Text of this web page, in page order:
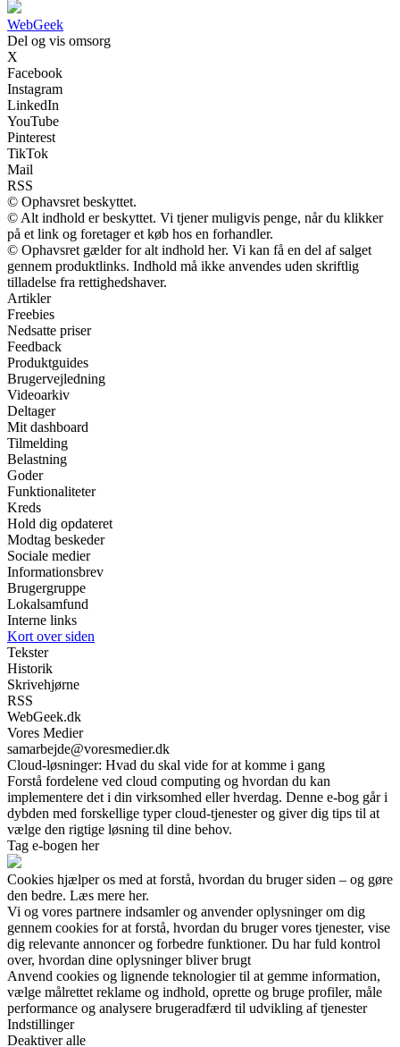
WebGeek
Del og vis omsorg
X
Facebook
Instagram
LinkedIn
YouTube
Pinterest
TikTok
Mail
RSS
© Ophavsret beskyttet.
© Alt indhold er beskyttet. Vi tjener muligvis penge, når du klikker
på et link og foretager et køb hos en forhandler.
© Ophavsret gælder for alt indhold her. Vi kan få en del af salget
gennem produktlinks. Indhold må ikke anvendes uden skriftlig
tilladelse fra rettighedshaver.
Artikler
Freebies
Nedsatte priser
Feedback
Produktguides
Brugervejledning
Videoarkiv
Deltager
Mit dashboard
Tilmelding
Belastning
Goder
Funktionaliteter
Kreds
Hold dig opdateret
Modtag beskeder
Sociale medier
Informationsbrev
Brugergruppe
Lokalsamfund
Interne links
Kort over siden
Tekster
Historik
Skrivehjørne
RSS
WebGeek.dk
Vores Medier
samarbejde@voresmedier.dk
Cloud-løsninger: Hvad du skal vide for at komme i gang
Forstå fordelene ved cloud computing og hvordan du kan
implementere det i din virksomhed eller hverdag. Denne e-bog går i
dybden med forskellige typer cloud-tjenester og giver dig tips til at
vælge den rigtige løsning til dine behov.
Tag e-bogen her
Cookies hjælper os med at forstå, hvordan du bruger siden – og gøre
den bedre. Læs mere her.
Vi og vores partnere indsamler og anvender oplysninger om dig
gennem cookies for at forstå, hvordan du bruger vores tjenester, vise
dig relevante annoncer og forbedre funktioner. Du har fuld kontrol
over, hvordan dine oplysninger bliver brugt
Anvend cookies og lignende teknologier til at gemme information,
vælge målrettet reklame og indhold, oprette og bruge profiler, måle
performance og analysere brugeradfærd til udvikling af tjenester
Indstillinger
Deaktiver alle